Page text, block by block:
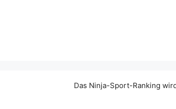
Das Ninja-Sport-Ranking